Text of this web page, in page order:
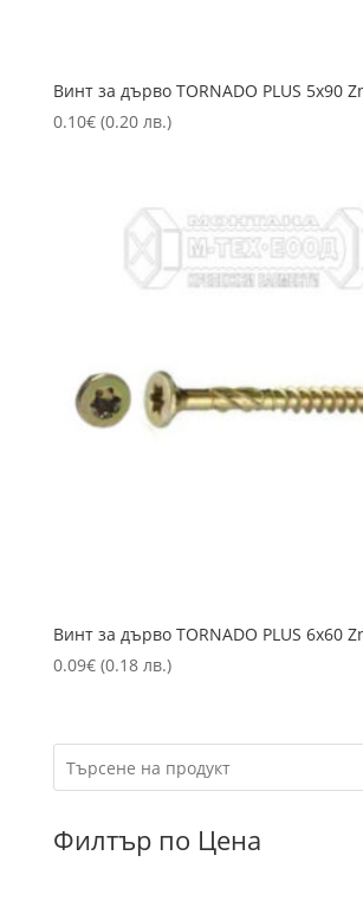
Винт за дърво TORNADO PLUS 5х90
0.10€ (0.20 лв.)
Винт за дърво TORNADO PLUS 6х60
0.09€ (0.18 лв.)
Филтър по Цена